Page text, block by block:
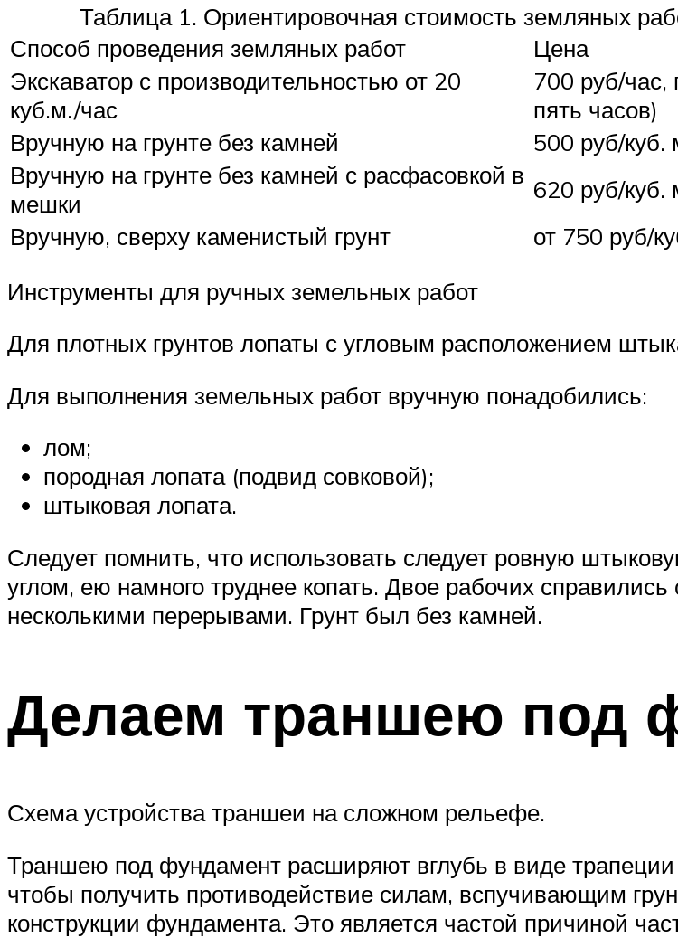
Таблица 1. Ориентировочная стоимость земляных
Способ проведения земляных работ
Цена
Экскаватор с производительностью от 20
куб.м./час
700 руб/
пять часов)
Вручную на грунте без камней
500 руб/куб.
Вручную на грунте без камней с расфасовкой в
мешки
620 руб/куб.
Вручную, сверху каменистый грунт
от 750 руб/
Инструменты для ручных земельных работ
Для плотных грунтов лопаты с угловым расположением
Для выполнения земельных работ вручную понадобились:
лом;
породная лопата (подвид совковой);
штыковая лопата.
Следует помнить, что использовать следует ровную
углом, ею намного труднее копать. Двое рабочих
несколькими перерывами. Грунт был без камней.
Делаем траншею под
Схема устройства траншеи на сложном рельефе.
Траншею под фундамент расширяют вглубь в виде
чтобы получить противодействие силам, вспучивающим
конструкции фундамента. Это является частой причиной